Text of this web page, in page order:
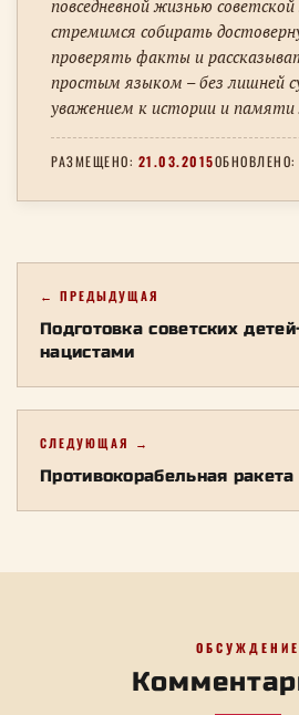
повседневной жизнью
стремимся собирать
проверять факты и
простым языком – без лишней
уважением к истории и памяти
РАЗМЕЩЕНО: 21.03.2015ОБНОВЛЕНО:
← ПРЕДЫДУЩАЯ
Подготовка советских
нацистами
СЛЕДУЮЩАЯ →
Противокорабельная
ОБСУЖДЕНИЕ